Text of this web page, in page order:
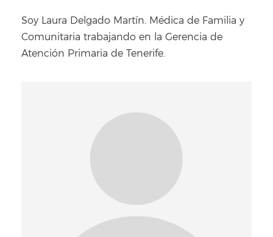
Soy Laura Delgado Martín. Médica de Familia y
Comunitaria trabajando en la Gerencia de
Atención Primaria de Tenerife.